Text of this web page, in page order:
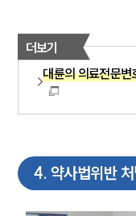
더보기
대륜의 의료전문변
4. 약사법위반